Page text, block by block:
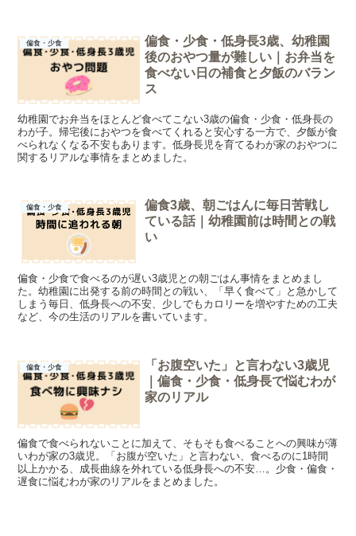
偏食・少食
偏食・少食・低身長3歳、幼稚園
後のおやつ量が難しい｜お弁当を
食べない日の補食と夕飯のバラン
ス
幼稚園でお弁当をほとんど食べてこない3歳の偏食・少食・低身長の
わが子。帰宅後におやつを食べてくれると安心する一方で、夕飯が食
べられなくなる不安もあります。低身長児を育てるわが家のおやつに
関するリアルな事情をまとめました。
偏食・少食
偏食3歳、朝ごはんに毎日苦戦し
ている話｜幼稚園前は時間との戦
い
偏食・少食で食べるのが遅い3歳児との朝ごはん事情をまとめまし
た。幼稚園に出発する前の時間との戦い、「早く食べて」と急かして
しまう毎日、低身長への不安、少しでもカロリーを増やすための工夫
など、今の生活のリアルを書いています。
偏食・少食
「お腹空いた」と言わない3歳児
｜偏食・少食・低身長で悩むわが
家のリアル
偏食で食べられないことに加えて、そもそも食べることへの興味が薄
いわが家の3歳児。「お腹が空いた」と言わない、食べるのに1時間
以上かかる、成長曲線を外れている低身長への不安…。少食・偏食・
遅食に悩むわが家のリアルをまとめました。